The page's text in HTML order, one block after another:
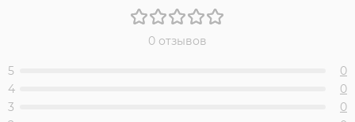
0 отзывов
5
0
4
0
3
0